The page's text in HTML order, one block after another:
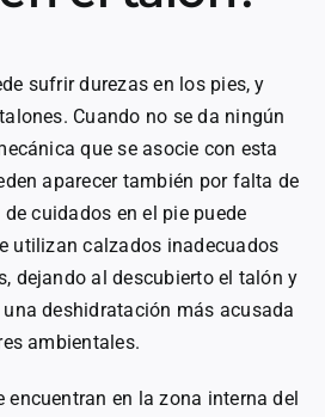
sufrir durezas en los pies, y
Cuando no se da ningún
que se asocie con esta
aparecer también por falta de
cuidados en el pie puede
utilizan calzados inadecuados
dejando al descubierto el talón y
deshidratación más acusada
ambientales.
encuentran en la zona interna del